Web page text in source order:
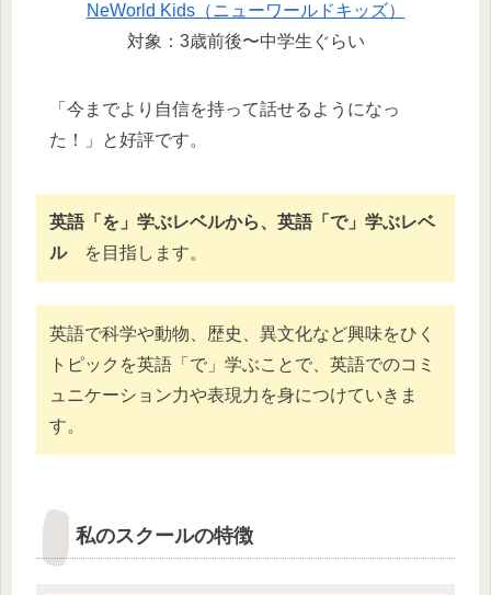
NeWorld Kids（ニューワールドキッズ）
対象：3歳前後〜中学生ぐらい
「今までより自信を持って話せるようになっ
た！」と好評です。
英語「を」学ぶレベルから、英語「で」学ぶレベ
ルを目指します。
英語で科学や動物、歴史、異文化など興味をひく
トピックを英語「で」学ぶことで、英語でのコミ
ュニケーション力や表現力を身につけていきま
す。
私のスクールの特徴